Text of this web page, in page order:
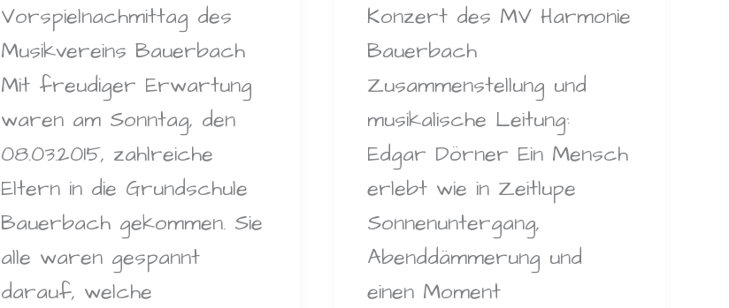
Vorspielnachmittag des
Musikvereins Bauerbach
Mit freudiger Erwartung
waren am Sonntag, den
08.03.2015, zahlreiche
Eltern in die Grundschule
Bauerbach gekommen. Sie
alle waren gespannt
darauf, welche
Konzert des MV Harmonie
Bauerbach
Zusammenstellung und
musikalische Leitung:
Edgar Dörner Ein Mensch
erlebt wie in Zeitlupe
Sonnenuntergang,
Abenddämmerung und
einen Moment